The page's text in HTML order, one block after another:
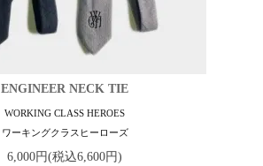
ENGINEER NECK TIE
WORKING CLASS HEROES
ワーキングクラスヒーローズ
6,000円(税込6,600円)